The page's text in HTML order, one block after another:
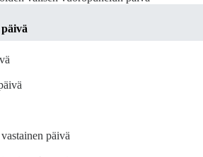
päivä